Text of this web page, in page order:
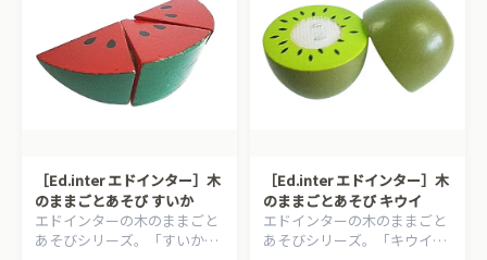
［Ed.inter エドインター］木
のままごとあそび すいか
エドインターの木のままごと
あそびシリーズ。「すいか」
［Ed.inter エドインター］木
のままごとあそび キウイ
エドインターの木のままごと
あそびシリーズ。「キウイ」